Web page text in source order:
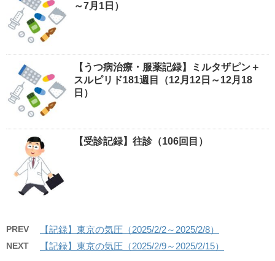
～7月1日）
【うつ病治療・服薬記録】ミルタザピン＋
スルピリド181週目（12月12日～12月18
日）
【受診記録】往診（106回目）
PREV 【記録】東京の気圧（2025/2/2～2025/2/8）
NEXT 【記録】東京の気圧（2025/2/9～2025/2/15）